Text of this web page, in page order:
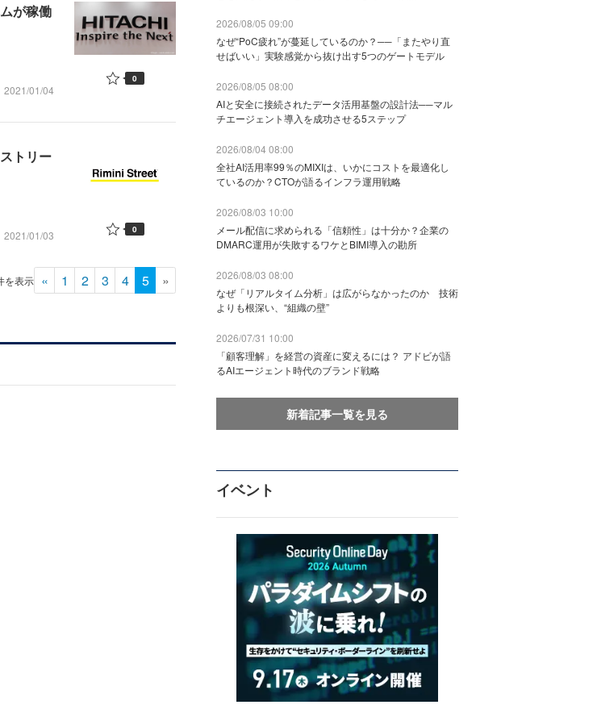
が稼働
2021/01/04
0
トリー
2021/01/03
0
を表示 « 1 2 3 4 5 »
2026/08/05 09:00
なぜ“PoC疲れ”が蔓延しているのか？──「またやり直
せばいい」実験感覚から抜け出す5つのゲートモデル
2026/08/05 08:00
AIと安全に接続されたデータ活用基盤の設計法──マル
チエージェント導入を成功させる5ステップ
2026/08/04 08:00
全社AI活用率99％のMIXIは、いかにコストを最適化し
ているのか？CTOが語るインフラ運用戦略
2026/08/03 10:00
メール配信に求められる「信頼性」は十分か？企業の
DMARC運用が失敗するワケとBIMI導入の勘所
2026/08/03 08:00
なぜ「リアルタイム分析」は広がらなかったのか 技術
よりも根深い、“組織の壁”
2026/07/31 10:00
「顧客理解」を経営の資産に変えるには？ アドビが語
るAIエージェント時代のブランド戦略
新着記事一覧を見る
イベント